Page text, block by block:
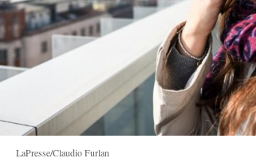
LaPresse/Claudio Furlan